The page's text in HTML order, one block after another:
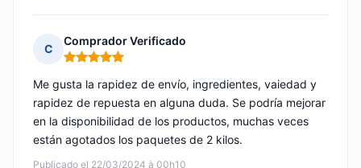
C
Comprador Verificado
Nota: 5 de 5
Publicado el 22/03/2024 à 00h10
Me gusta la rapidez de envío, ingredientes, vaiedad y
rapidez de repuesta en alguna duda. Se podría mejorar
en la disponibilidad de los productos, muchas veces
están agotados los paquetes de 2 kilos.